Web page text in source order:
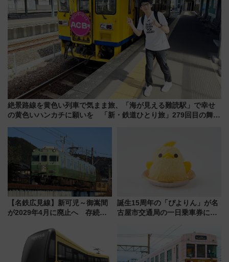
絶景路線を黄色い列車で気まま旅、「海が見える難読駅」で幸せ
の黄色いハンカチに願いを 「新・鉄道ひとり旅」279回目の舞台
【名鉄広見線】新可児～御嵩間
が2029年4月に廃止へ 存続協
誕生15周年の「ぴよりん」が名
古屋市交通局の一日乗車券に！